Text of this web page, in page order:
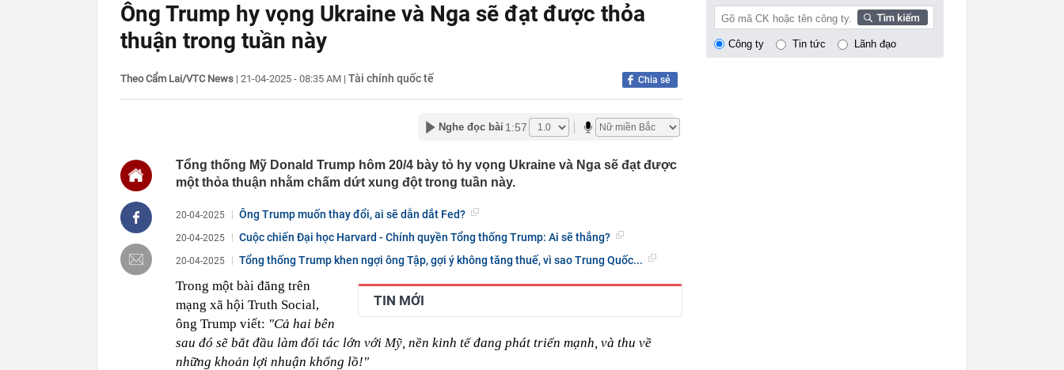
23:00
Tiếp viên tàu cao tốc quỳ gối 1h an ủi khách: 7 năm sau ở khách sạn 5
sao nhiều hơn ở nhà, bay hạng thương gia
22:34
Cụ bà 70 tuổi có xương trẻ khỏe như phụ nữ 30, bác sĩ kinh ngạc khi
22:34
Ngôi nhà chứa đựng tâm huyết của NSND Tự Long
22:31
Giá vàng vượt 4.300 USD/ounce, chuyên gia dự báo đỉnh mới
Một doanh nghiệp dầu khí đem hơn 42.200 tỷ đồng gửi ngân hàng
22:06
Nga được cho là có thêm "lá bài" từ Triều Tiên: Điểm yếu của Ukraine
có thể bị khoét sâu?
22:00
'Nam thần ngôn tình' từng làm nghề giao báo, U60 vẫn như thanh niên
21:57
Cận cảnh vị trí dự kiến xây hầm xuyên núi Tam Đảo
21:52
Thu chục nghìn tỷ từ bán vé số, công ty xổ số chi trả thưởng thế nào?
21:45
Bắt khẩn cấp Vũ Thị Thanh SN 2003 và Vi Thị Hòe SN 2004
21:43
Một siêu bão cướp đi sinh mạng của 500.000 người: Sức gió tới
240km/h, là thảm kịch khí tượng tàn khốc nhất từng được ghi nhận
trong lịch sử
21:34
"Tiền làm ra rồi cũng để cho con": Lời khuyên khiến nhiều cha mẹ
thiếu an toàn khi về già
Ông Trump hy vọng Ukraine và Nga sẽ đạt được thỏa
thuận trong tuần này
Theo Cẩm Lai/VTC News | 21-04-2025 - 08:35 AM | Tài chính quốc tế Chia sẻ
Nghe đọc bài 1:57
Tổng thống Mỹ Donald Trump hôm 20/4 bày tỏ hy vọng Ukraine và Nga sẽ đạt được
một thỏa thuận nhằm chấm dứt xung đột trong tuần này.
20-04-2025 Ông Trump muốn thay đổi, ai sẽ dẫn dắt Fed?
20-04-2025 Cuộc chiến Đại học Harvard - Chính quyền Tổng thống Trump: Ai sẽ thắng?
20-04-2025 Tổng thống Trump khen ngợi ông Tập, gợi ý không tăng thuế, vì sao Trung Quốc...
TIN MỚI
Trong một bài đăng trên
mạng xã hội Truth Social,
ông Trump viết: "Cả hai bên
sau đó sẽ bắt đầu làm đối tác lớn với Mỹ, nền kinh tế đang phát triển mạnh, và thu về
những khoản lợi nhuận khổng lồ!"
Công ty Tin tức Lãnh đạo